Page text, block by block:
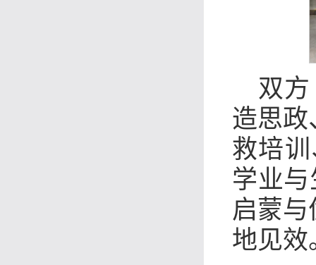
双
造思政
救培
学业
启蒙
地见效